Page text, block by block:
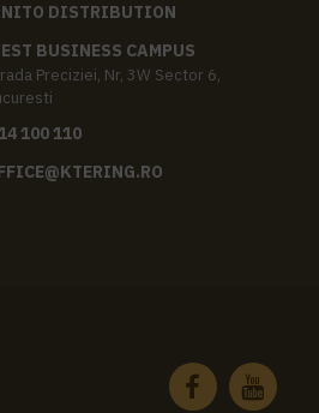
DISTRIBUTION
BUSINESS CAMPUS
Preciziei, Nr, 3W Sector 6,
100 110